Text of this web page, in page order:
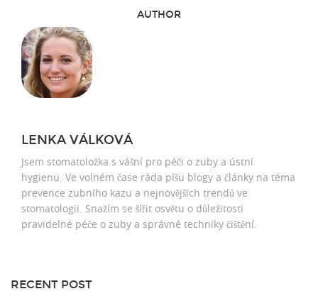
AUTHOR
LENKA VÁLKOVÁ
Jsem stomatoložka s vášní pro péči o zuby a ústní
hygienu. Ve volném čase ráda píšu blogy a články na téma
prevence zubního kazu a nejnovějších trendů ve
stomatologii. Snažím se šířit osvětu o důležitosti
pravidelné péče o zuby a správné techniky čištění.
RECENT POST